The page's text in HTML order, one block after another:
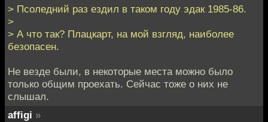
> Псоледний раз ездил в таком году эдак 1985-86.
>
> А что так? Плацкарт, на мой взгляд, наиболее
безопасен.
Не везде были, в некоторые места можно было
только общим проехать. Сейчас тоже о них не
слышал.
affigi »